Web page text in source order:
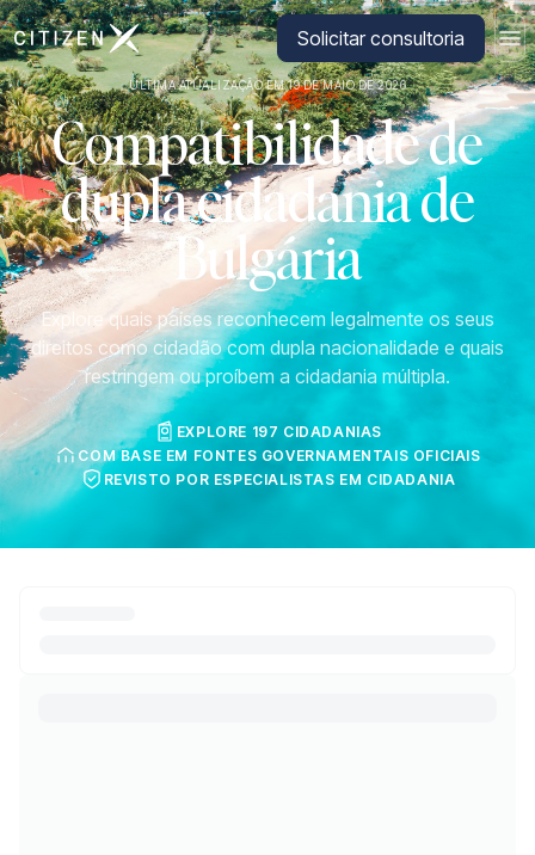
Ir para a página inicial da CitizenX Solicitar consultoria
ÚLTIMA ATUALIZAÇÃO EM 19 DE MAIO DE 2026
Compatibilidade de
dupla cidadania de
Bulgária
Explore quais países reconhecem legalmente os seus
direitos como cidadão com dupla nacionalidade e quais
restringem ou proíbem a cidadania múltipla.
EXPLORE 197 CIDADANIAS
COM BASE EM FONTES GOVERNAMENTAIS OFICIAIS
REVISTO POR ESPECIALISTAS EM CIDADANIA